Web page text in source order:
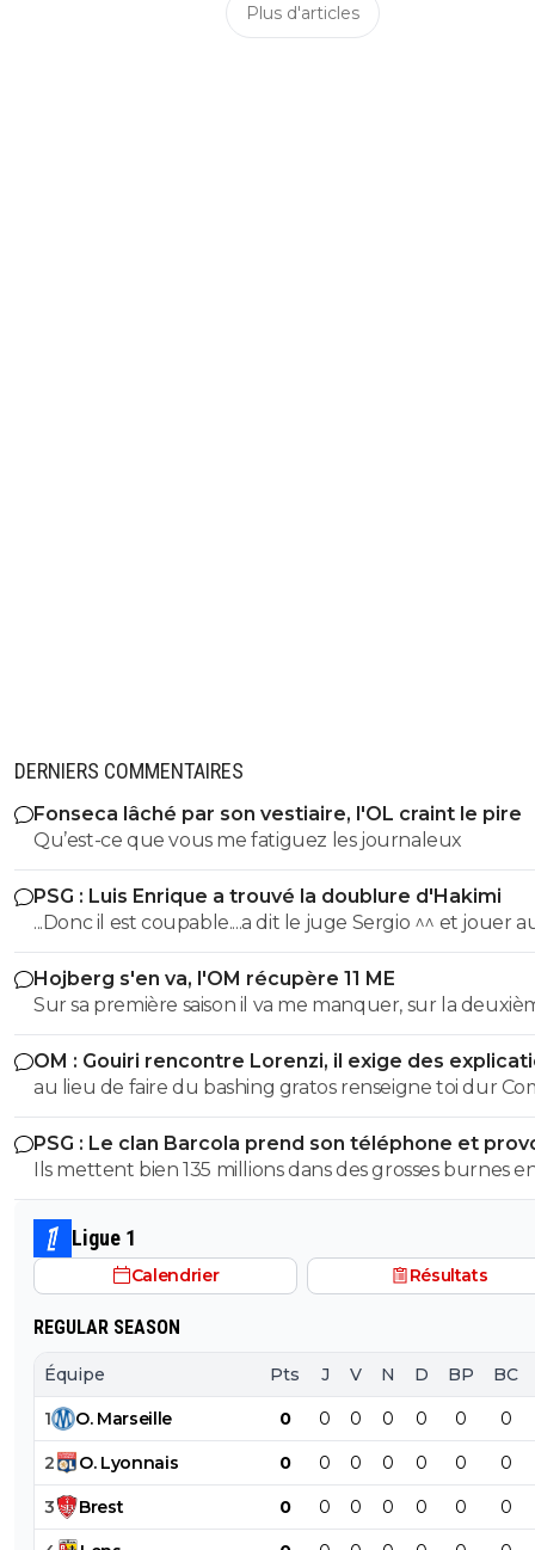
Plus d'articles
DERNIERS COMMENTAIRES
Fonseca lâché par son vestiaire, l'OL craint le pire
Qu’est-ce que vous me fatiguez les journaleux
PSG : Luis Enrique a trouvé la doublure d'Hakimi
...Donc il est coupable....a dit le juge Sergio ^^ et jouer
n'arrange pas son cas on sait :)
Hojberg s'en va, l'OM récupère 11 ME
Sur sa première saison il va me manquer, sur la
très peu !
OM : Gouiri rencontre Lorenzi, il exige des
au lieu de faire du bashing gratos renseigne toi dur
c'est le nouveau riche oralien ils vont nouer la cL etc
progresse chaque saison
PSG : Le clan Barcola prend son téléphone et
un séisme
Ils mettent bien 135 millions dans des grosses burnes
donc pourquoi le PSG devrait pas faire pareil ?
Ligue 1
Calendrier Résultats
REGULAR SEASON
Équipe Pts J V N D BP BC
1 O. Marseille 0 0 0 0 0 0 0
2 O. Lyonnais 0 0 0 0 0 0 0
3 Brest 0 0 0 0 0 0 0